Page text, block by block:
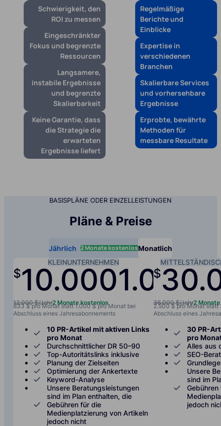
Schwierigkeit, den
ROI zu messen
Eingeschränkter
Fokus und begrenzte
Ressourcen
Langsamere,
instabile Ergebnisse
und begrenzte
Skalierbarkeit
Keine Garantie, dass
die Strategie die
erwarteten
Ergebnisse liefert
Regelmäßige
Berichte und
Einblicke
Expertise in
verschiedenen
Branchen
Skalierbare Services
und vorhersehbare
Ergebnisse
Erprobte, bewährte
Methoden für
messbare Resultate
BASISPLÄNE ODER EINZELLEISTUNGEN
Pläne & Preise
Jährlich 2 Monate kostenlosMonatlich
KLEINUNTERNEHMEN
$10.0001.000/
12.000 $/Jahr2 Monate kostenlos
833 $ pro Monat statt 1.000 $ pro Monat bei
Abschluss eines Jahresabonnements
10 PR-Artikel mit aktiven Links
pro Monat
Durchschnittlicher DR 50–90
Top-Autoritätslinks inklusive
Planung der Zielseiten
Optimierung der Ankertexte
Keyword-Analyse
Unsere Beratungsleistungen
sind im Plan enthalten, die
Gebühren für die
Medienplatzierung von Artikeln
jedoch nicht
$
36.000 $/Jahr2
2.500 $ pro Monat
Abschluss eines
30 PR-
pro
Alles aus
SEO-
Unsere
sind im
jedoch